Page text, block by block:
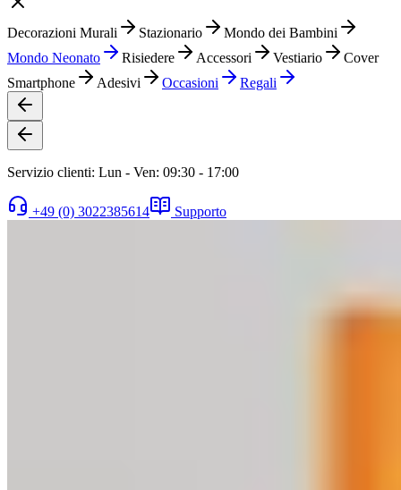
Decorazioni Murali Stazionario
Mondo dei Bambini
Mondo Neonato
Risiedere Accessori Vestiario
Cover
Smartphone
Adesivi Occasioni Regali
Servizio clienti: Lun - Ven: 09:30 - 17:00
+49 (0) 3022385614 Supporto